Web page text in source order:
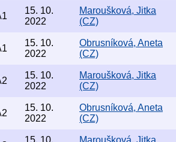
15. 10.
2022
Maroušková, Jitka
(CZ)
15. 10.
2022
Obrusníková, Aneta
(CZ)
15. 10.
2022
Maroušková, Jitka
(CZ)
15. 10.
2022
Obrusníková, Aneta
(CZ)